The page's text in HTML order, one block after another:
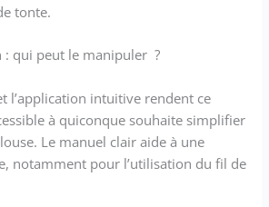
ALEXA et GOOGLE
tondeuse Worx
Landroid s'adapte à la
taille, à la forme de
votre pelouse et à la
vitesse de pousse de
tonte.
: qui peut le manipuler ?
l’application intuitive rendent ce
à quiconque souhaite simplifier
Le manuel clair aide à une
notamment pour l’utilisation du fil de